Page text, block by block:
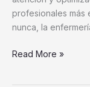
profesionales más
nunca, la
Read More »